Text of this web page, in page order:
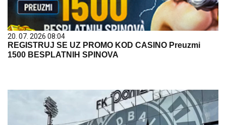
20. 07. 2026 08:04
REGISTRUJ SE UZ PROMO KOD CASINO Preuzmi
1500 BESPLATNIH SPINOVA